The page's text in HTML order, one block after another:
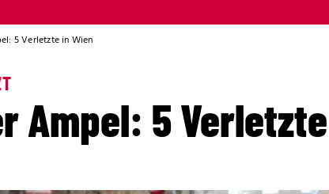
5 Verletzte in Wien
Ampel: 5